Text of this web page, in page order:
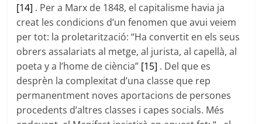
[14] . Per a Marx de 1848, el capitalisme havia ja
creat les condicions d’un fenomen que avui veiem
per tot: la proletarització: “Ha convertit en els seus
obrers assalariats al metge, al jurista, al capellà, al
poeta y a l’home de ciència” [15] . Del que es
desprèn la complexitat d’una classe que rep
permanentment noves aportacions de persones
procedents d’altres classes i capes socials. Més